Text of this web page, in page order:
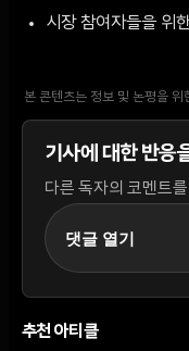
시장 참여자들을 위
본 콘텐츠는 정보 및 논평을 위
기사에 대한 반응
다른 독자의 코멘트
댓글 열기
추천 아티클